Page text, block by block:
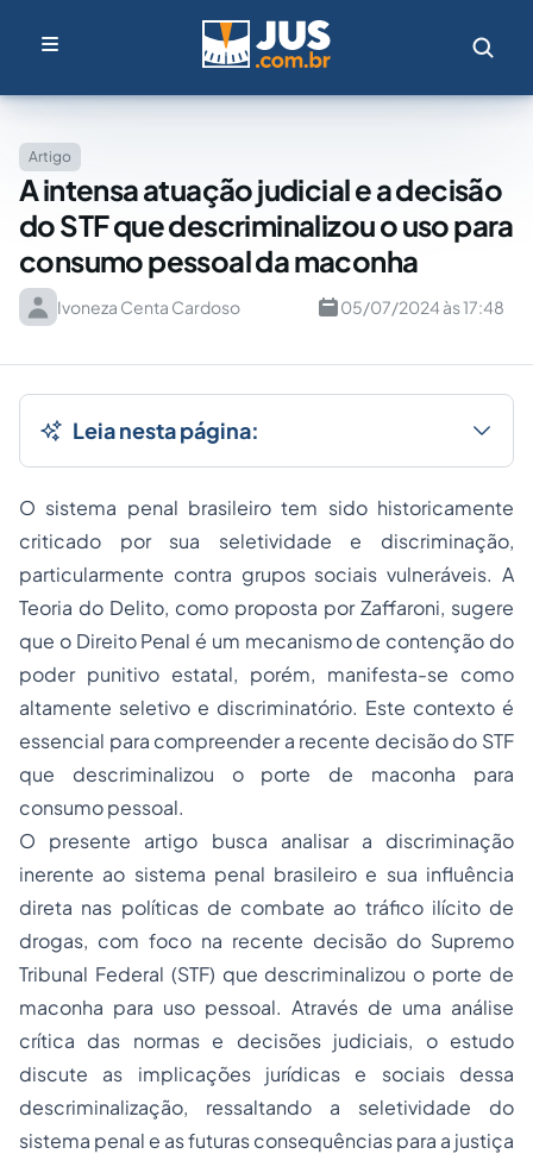
Artigo
A intensa atuação judicial e a decisão
do STF que descriminalizou o uso para
consumo pessoal da maconha
Ivoneza Centa Cardoso 05/07/2024 às 17:48
Leia nesta página:
O sistema penal brasileiro tem sido historicamente
criticado por sua seletividade e discriminação,
particularmente contra grupos sociais vulneráveis. A
Teoria do Delito, como proposta por Zaffaroni, sugere
que o Direito Penal é um mecanismo de contenção do
poder punitivo estatal, porém, manifesta-se como
altamente seletivo e discriminatório. Este contexto é
essencial para compreender a recente decisão do STF
que descriminalizou o porte de maconha para
consumo pessoal.
O presente artigo busca analisar a discriminação
inerente ao sistema penal brasileiro e sua influência
direta nas políticas de combate ao tráfico ilícito de
drogas, com foco na recente decisão do Supremo
Tribunal Federal (STF) que descriminalizou o porte de
maconha para uso pessoal. Através de uma análise
crítica das normas e decisões judiciais, o estudo
discute as implicações jurídicas e sociais dessa
descriminalização, ressaltando a seletividade do
sistema penal e as futuras consequências para a justiça